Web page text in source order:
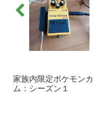
家族内限定ポケモン
ム：シーズン１